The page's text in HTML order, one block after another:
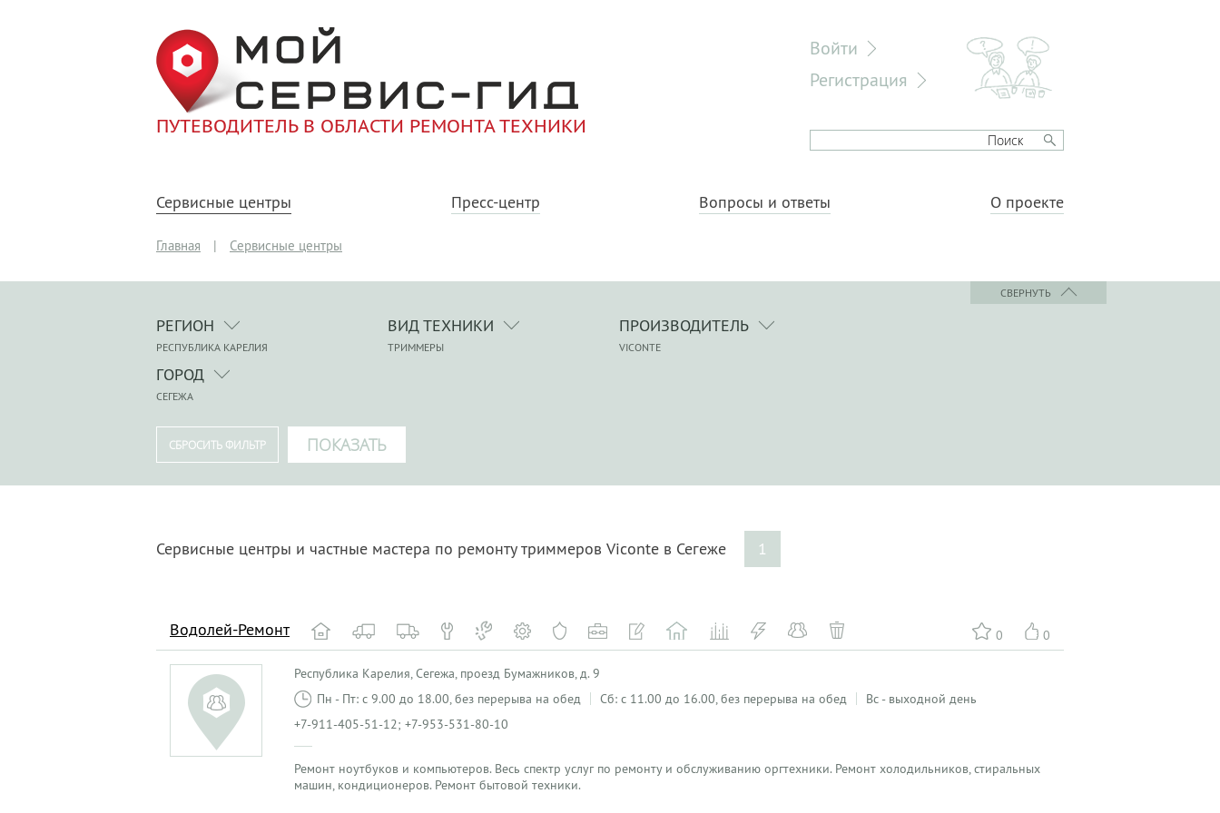
ПУТЕВОДИТЕЛЬ В ОБЛАСТИ РЕМОНТА ТЕХНИКИ
Войти
Регистрация
Сервисные центры Пресс-центр Вопросы и ответы О проекте
Главная | Сервисные центры
СВЕРНУТЬ
РЕГИОН
РЕСПУБЛИКА КАРЕЛИЯ
ВИД ТЕХНИКИ
ТРИММЕРЫ
ПРОИЗВОДИТЕЛЬ
VICONTE
ГОРОД
СЕГЕЖА
Сервисные центры и частные мастера по ремонту триммеров Viconte в Сегеже 1
0 0
Водолей-Ремонт
Республика Карелия, Сегежа, проезд Бумажников, д. 9
Пн - Пт: с 9.00 до 18.00, без перерыва на обед
Сб: с 11.00 до 16.00, без перерыва на обед
Вс - выходной день
+7-911-405-51-12; +7-953-531-80-10
Ремонт ноутбуков и компьютеров. Весь спектр услуг по ремонту и обслуживанию оргтехники. Ремонт холодильников, стиральных
машин, кондиционеров. Ремонт бытовой техники.